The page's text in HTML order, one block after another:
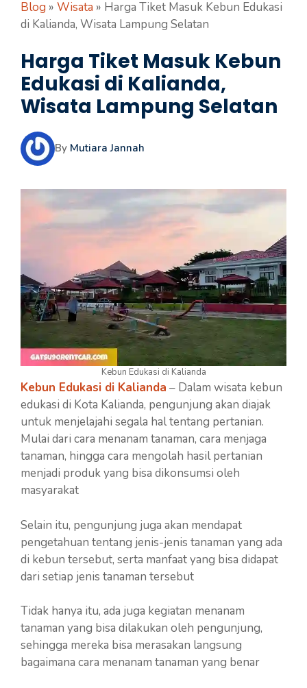
Blog » Wisata » Harga Tiket Masuk Kebun Edukasi
di Kalianda, Wisata Lampung Selatan
Harga Tiket Masuk Kebun
Edukasi di Kalianda,
Wisata Lampung Selatan
By Mutiara Jannah
Kebun Edukasi di Kalianda
Kebun Edukasi di Kalianda – Dalam wisata kebun
edukasi di Kota Kalianda, pengunjung akan diajak
untuk menjelajahi segala hal tentang pertanian.
Mulai dari cara menanam tanaman, cara menjaga
tanaman, hingga cara mengolah hasil pertanian
menjadi produk yang bisa dikonsumsi oleh
masyarakat
Selain itu, pengunjung juga akan mendapat
pengetahuan tentang jenis-jenis tanaman yang ada
di kebun tersebut, serta manfaat yang bisa didapat
dari setiap jenis tanaman tersebut
Tidak hanya itu, ada juga kegiatan menanam
tanaman yang bisa dilakukan oleh pengunjung,
sehingga mereka bisa merasakan langsung
bagaimana cara menanam tanaman yang benar